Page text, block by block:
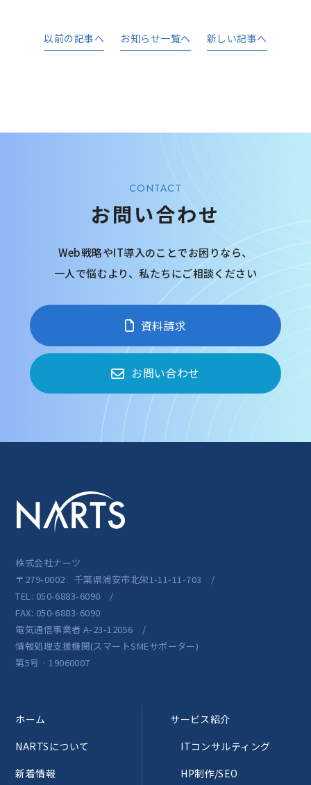
以前の記事へ お知らせ一覧へ 新しい記事へ
CONTACT
お問い合わせ
Web戦略やIT導入のことでお困りなら、
一人で悩むより、私たちにご相談ください
資料請求
お問い合わせ
株式会社ナーツ
〒279-0002 千葉県浦安市北栄1-11-11-703 /
TEL: 050-6883-6090 /
FAX: 050-6883-6090
電気通信事業者 A-23-12056 /
情報処理支援機関(スマートSMEサポーター)
第5号‐19060007
ホーム
NARTSについて
新着情報
サービス紹介
ITコンサルティング
HP制作/SEO